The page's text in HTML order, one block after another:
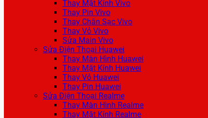
Thay Mặt Kính Vivo
Thay Pin Vivo
Thay Chân Sạc Vivo
Thay Vỏ Vivo
Sửa Main Vivo
Sửa Điện Thoại Huawei
Thay Màn Hình Huawei
Thay Mặt Kính Huawei
Thay Vỏ Huawei
Thay Pin Huawei
Sửa Điện Thoại Realme
Thay Màn Hình Realme
Thay Mặt Kính Realme